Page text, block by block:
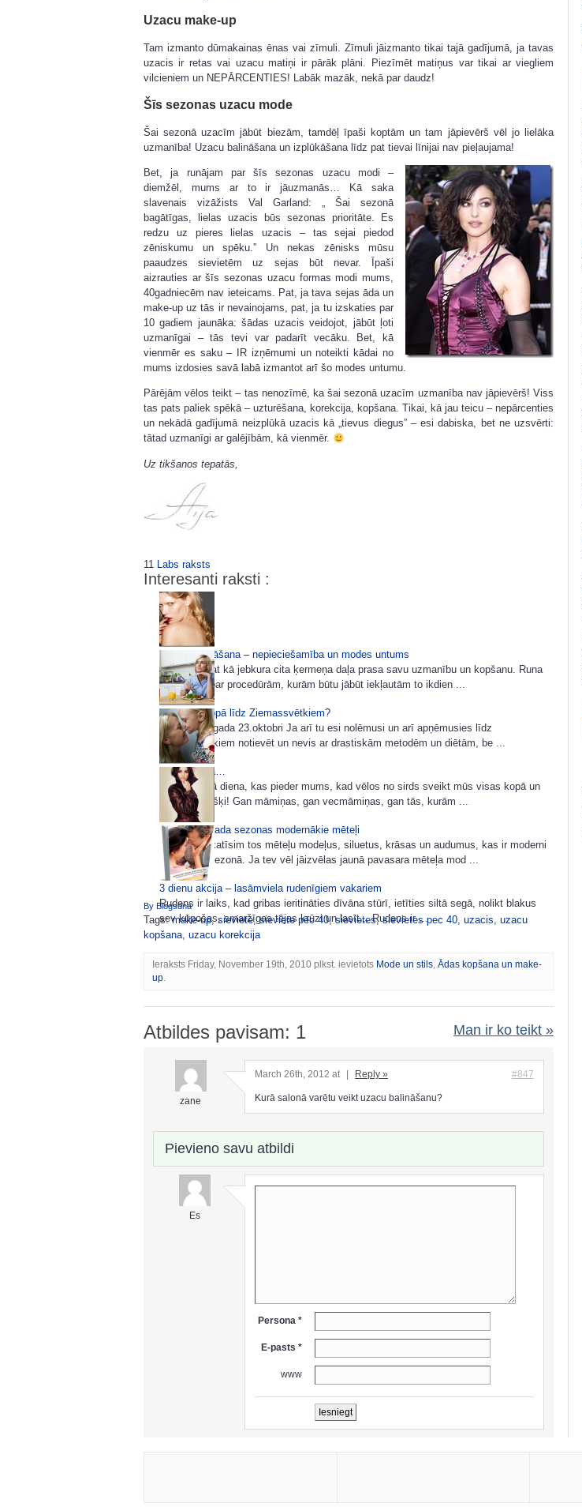
Uzacu make-up
Tam izmanto dūmakainas ēnas vai zīmuli. Zīmuli jāizmanto tikai tajā gadījumā, ja tavas
uzacis ir retas vai uzacu matiņi ir pārāk plāni. Piezīmēt matiņus var tikai ar viegliem
vilcieniem un NEPĀRCENTIES! Labāk mazāk, nekā par daudz!
Šīs sezonas uzacu mode
Šai sezonā uzacīm jābūt biezām, tamdēļ īpaši koptām un tam jāpievērš vēl jo lielāka
uzmanība! Uzacu balināšana un izplūkāšana līdz pat tievai līnijai nav pieļaujama!
Bet, ja runājam par šīs sezonas uzacu modi –
diemžēl, mums ar to ir jāuzmanās… Kā saka
slavenais vizāžists Val Garland: „ Šai sezonā
bagātīgas, lielas uzacis būs sezonas prioritāte. Es
redzu uz pieres lielas uzacis – tas sejai piedod
zēniskumu un spēku.” Un nekas zēnisks mūsu
paaudzes sievietēm uz sejas būt nevar. Īpaši
aizrauties ar šīs sezonas uzacu formas modi mums,
40gadniecēm nav ieteicams. Pat, ja tava sejas āda un
make-up uz tās ir nevainojams, pat, ja tu izskaties par
10 gadiem jaunāka: šādas uzacis veidojot, jābūt ļoti
uzmanīgai – tās tevi var padarīt vecāku. Bet, kā
vienmēr es saku – IR izņēmumi un noteikti kādai no
mums izdosies savā labā izmantot arī šo modes untumu.
Pārējām vēlos teikt – tas nenozīmē, ka šai sezonā uzacīm uzmanība nav jāpievērš! Viss
tas pats paliek spēkā – uzturēšana, korekcija, kopšana. Tikai, kā jau teicu – nepārcenties
un nekādā gadījumā neizplūkā uzacis kā „tievus diegus” – esi dabiska, bet ne uzsvērti:
tātad uzmanīgi ar galējībām, kā vienmēr.
Uz tikšanos tepatās,
11 Labs raksts
Interesanti raksti :
Uzacu balināšana – nepieciešamība un modes untums
Uzacis, tāpat kā jebkura cita ķermeņa daļa prasa savu uzmanību un kopšanu. Runa
iet ne tikai par procedūrām, kurām būtu jābūt iekļautām to ikdien ...
Tievējam kopā līdz Ziemassvētkiem?
Sākot ar šī gada 23.oktobri Ja arī tu esi nolēmusi un arī apņēmusies līdz
Ziemassvētkiem notievēt un nevis ar drastiskām metodēm un diētām, be ...
Mātes dienā…
Šodiena ir tā diena, kas pieder mums, kad vēlos no sirds sveikt mūs visas kopā un
katru atsevišķi! Gan māmiņas, gan vecmāmiņas, gan tās, kurām ...
2010-2011.gada sezonas modernākie mēteļi
Šodien apskatīsim tos mēteļu modeļus, siluetus, krāsas un audumus, kas ir moderni
2010-2011 sezonā. Ja tev vēl jāizvēlas jaunā pavasara mēteļa mod ...
3 dienu akcija – lasāmviela rudenīgiem vakariem
Rudens ir laiks, kad gribas ieritināties dīvāna stūrī, ietīties siltā segā, nolikt blakus
sev kūpošas, smaržīgas tējas krūzi un lasīt... Rudens ir ...
By Blogsdna
Tags:make-up,sieviete,sieviete pēc 40,sievietes,sievietes pec 40 uzacis uzacu
kopšana uzacu korekcija
Ieraksts Friday, November 19th, 2010 plkst. ievietots Mode un stils, Ādas kopšana un make-
up.
Atbildes pavisam: 1 Man ir ko teikt »
zane
March 26th, 2012 at Reply » #847
Kurā salonā varētu veikt uzacu balināšanu?
Pievieno savu atbildi
Es
Persona *
E-pasts *
www